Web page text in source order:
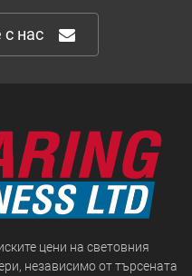
нас
цени на световния
независимо от търсената